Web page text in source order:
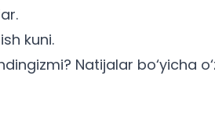
kuni.
Natijalar bo‘yicha